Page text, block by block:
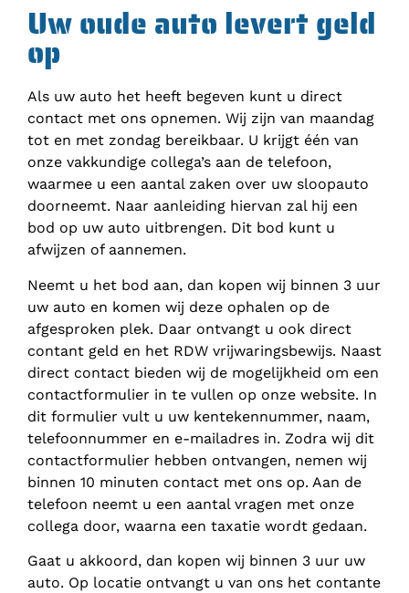
Uw oude auto levert geld
op
Als uw auto het heeft begeven kunt u direct
contact met ons opnemen. Wij zijn van maandag
tot en met zondag bereikbaar. U krijgt één van
onze vakkundige collega’s aan de telefoon,
waarmee u een aantal zaken over uw sloopauto
doorneemt. Naar aanleiding hiervan zal hij een
bod op uw auto uitbrengen. Dit bod kunt u
afwijzen of aannemen.
Neemt u het bod aan, dan kopen wij binnen 3 uur
uw auto en komen wij deze ophalen op de
afgesproken plek. Daar ontvangt u ook direct
contant geld en het RDW vrijwaringsbewijs. Naast
direct contact bieden wij de mogelijkheid om een
contactformulier in te vullen op onze website. In
dit formulier vult u uw kentekennummer, naam,
telefoonnummer en e-mailadres in. Zodra wij dit
contactformulier hebben ontvangen, nemen wij
binnen 10 minuten contact met ons op. Aan de
telefoon neemt u een aantal vragen met onze
collega door, waarna een taxatie wordt gedaan.
Gaat u akkoord, dan kopen wij binnen 3 uur uw
auto. Op locatie ontvangt u van ons het contante